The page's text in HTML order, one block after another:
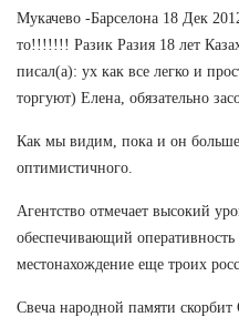
Мукачево -Барселона 18 Дек
то!!!!!!! Разик Разия 18 лет
писал(а): ух как все легко и
торгуют) Елена, обязательно
Как мы видим, пока и он больше
оптимистичного.
Агентство отмечает высокий
обеспечивающий
местонахождение еще троих
Свеча народной памяти